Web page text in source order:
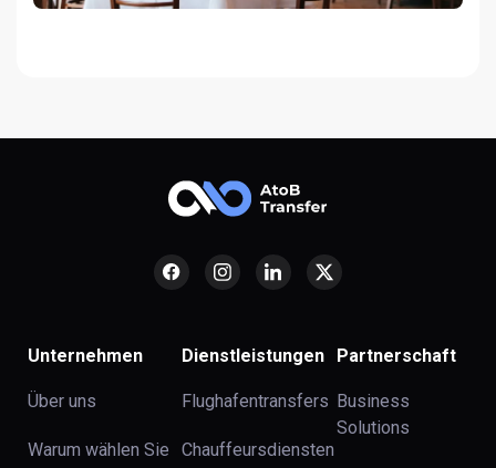
Unternehmen
Über uns
Warum wählen Sie
Dienstleistungen
Flughafentransfers
Chauffeursdiensten
Partnerschaft
Business
Solutions